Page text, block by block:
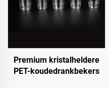
Premium kristalheldere
PET-koudedrankbekers